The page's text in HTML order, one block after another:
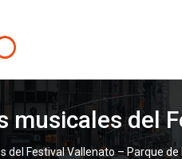
del
del Festival Vallenato – Parque de